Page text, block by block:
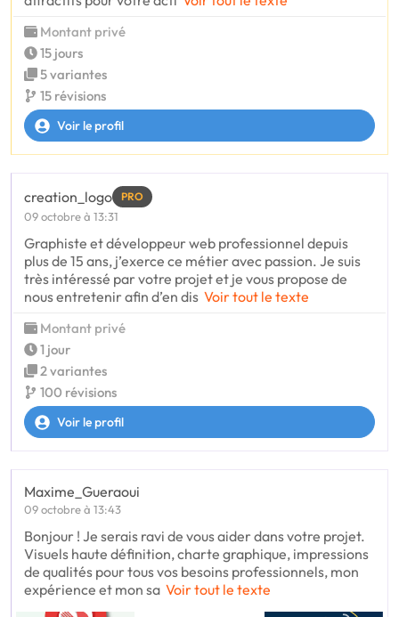
Montant privé
15 jours
5 variantes
15 révisions
Voir le profil
creation_logo PRO
09 octobre à 13:31
Graphiste et développeur web professionnel depuis
plus de 15 ans, j’exerce ce métier avec passion. Je suis
très intéressé par votre projet et je vous propose de
nous entretenir afin d’en dis Voir tout le texte
Montant privé
1 jour
2 variantes
100 révisions
Voir le profil
Maxime_Gueraoui
09 octobre à 13:43
Bonjour ! Je serais ravi de vous aider dans votre projet.
Visuels haute définition, charte graphique, impressions
de qualités pour tous vos besoins professionnels, mon
expérience et mon sa Voir tout le texte